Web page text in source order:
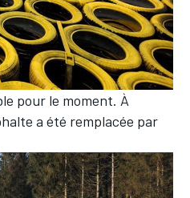
pour le moment. À
a été remplacée par